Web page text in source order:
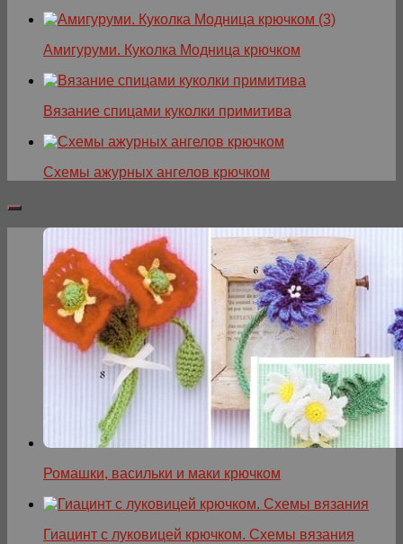
Амигуруми. Куколка Модница крючком
Вязание спицами куколки примитива
Схемы ажурных ангелов крючком
Ромашки, васильки и маки крючком
Гиацинт с луковицей крючком. Схемы вязания